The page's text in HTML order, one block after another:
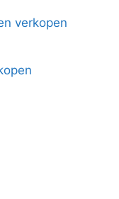
verkopen